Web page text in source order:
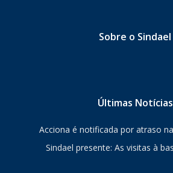
Sobre o Sindael
Últimas Notícias
Acciona é notificada por atraso
Sindael presente: As visitas à